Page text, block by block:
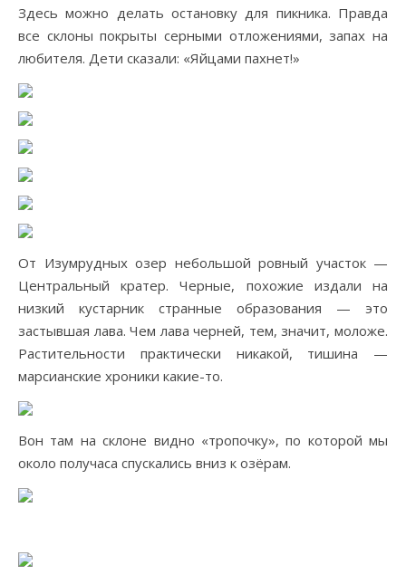
Здесь можно делать остановку для пикника. Правда
все склоны покрыты серными отложениями, запах на
любителя. Дети сказали: «Яйцами пахнет!»
От Изумрудных озер небольшой ровный участок —
Центральный кратер. Черные, похожие издали на
низкий кустарник странные образования — это
застывшая лава. Чем лава черней, тем, значит, моложе.
Растительности практически никакой, тишина —
марсианские хроники какие-то.
Вон там на склоне видно «тропочку», по которой мы
около получаса спускались вниз к озёрам.